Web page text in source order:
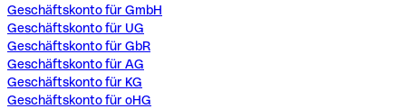
Geschäftskonto für GmbH
Geschäftskonto für UG
Geschäftskonto für GbR
Geschäftskonto für AG
Geschäftskonto für KG
Geschäftskonto für oHG